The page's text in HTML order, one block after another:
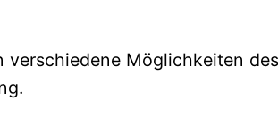
Möglichkeiten